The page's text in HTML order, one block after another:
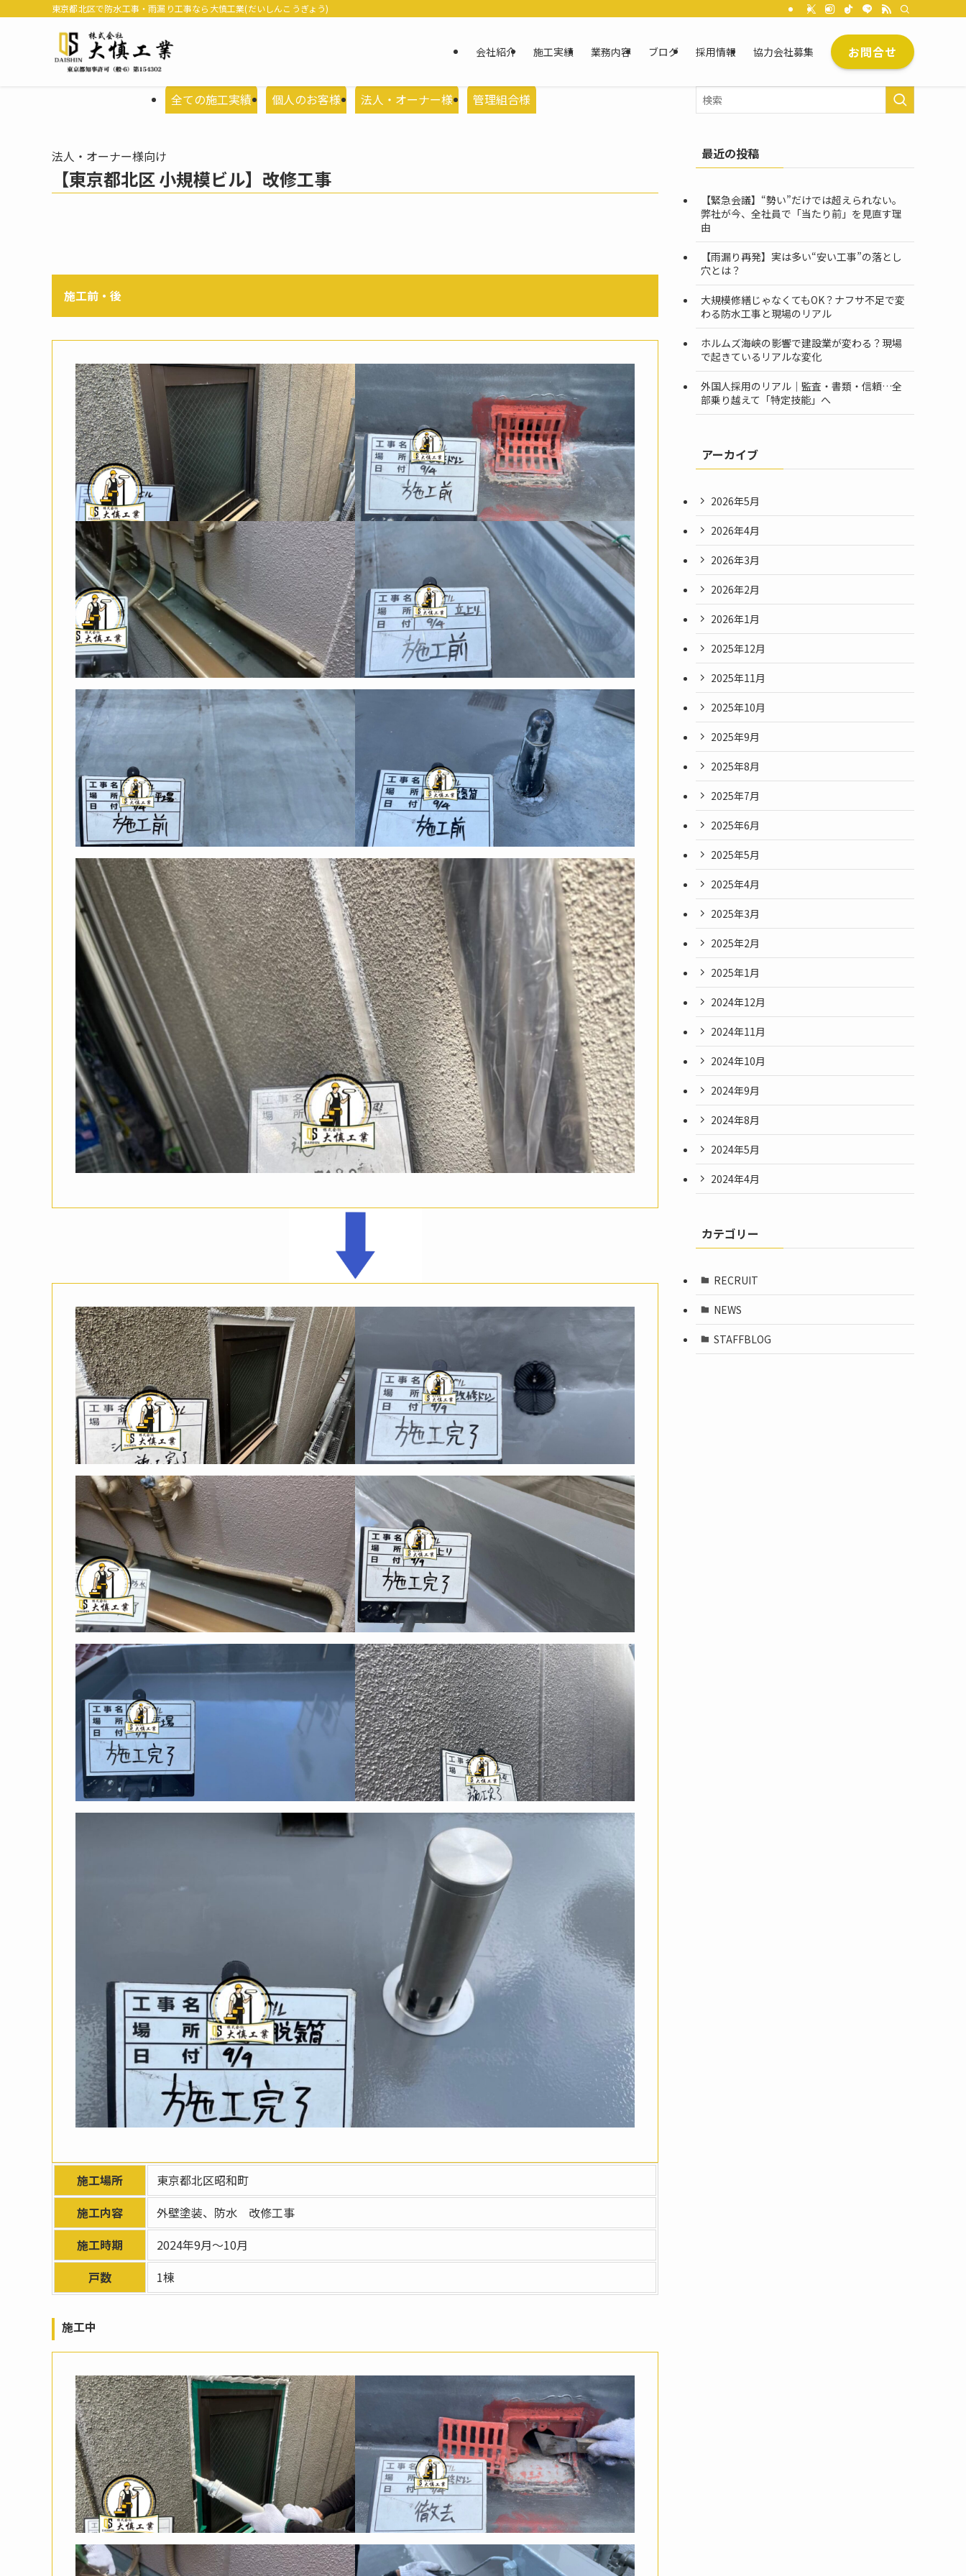
東京都北区で防水工事・雨漏り工事なら大慎工業(だいしんこうぎょう)
会社紹介 施工実績 業務内容 ブログ 採用情報 協力会社募集 お問合せ
全ての施工実績 個人のお客様 法人・オーナー様 管理組合様
法人・オーナー様向け
【東京都北区 小規模ビル】改修工事
施工前・後
施工場所
東京都北区昭和町
施工内容
外壁塗装、防水 改修工事
施工時期
2024年9月～10月
戸数
1棟
施工中
最近の投稿
【緊急会議】“勢い”だけでは超えられない。
弊社が今、全社員で「当たり前」を見直す理
由
【雨漏り再発】実は多い“安い工事”の落とし
穴とは？
大規模修繕じゃなくてもOK？ナフサ不足で変
わる防水工事と現場のリアル
ホルムズ海峡の影響で建設業が変わる？現場
で起きているリアルな変化
外国人採用のリアル｜監査・書類・信頼…全
部乗り越えて「特定技能」へ
アーカイブ
2026年5月
2026年4月
2026年3月
2026年2月
2026年1月
2025年12月
2025年11月
2025年10月
2025年9月
2025年8月
2025年7月
2025年6月
2025年5月
2025年4月
2025年3月
2025年2月
2025年1月
2024年12月
2024年11月
2024年10月
2024年9月
2024年8月
2024年5月
2024年4月
カテゴリー
RECRUIT
NEWS
STAFFBLOG